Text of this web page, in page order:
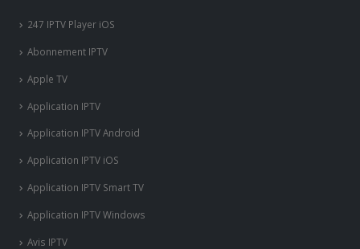
247 IPTV Player iOS
Abonnement IPTV
Apple TV
Application IPTV
Application IPTV Android
Application IPTV iOS
Application IPTV Smart TV
Application IPTV Windows
Avis IPTV